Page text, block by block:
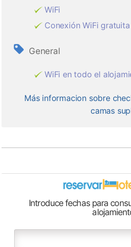
WiFi
Conexión WiFi gratuita
General
WiFi en todo el
Más informacion sobre
camas
Introduce fechas para